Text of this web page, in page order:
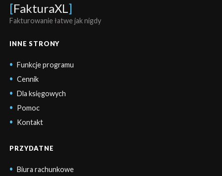
[FakturaXL ]
Fakturowanie łatwe jak nigdy
INNE STRONY
Funkcje programu
Cennik
Dla księgowych
Pomoc
Kontakt
PRZYDATNE
Biura rachunkowe